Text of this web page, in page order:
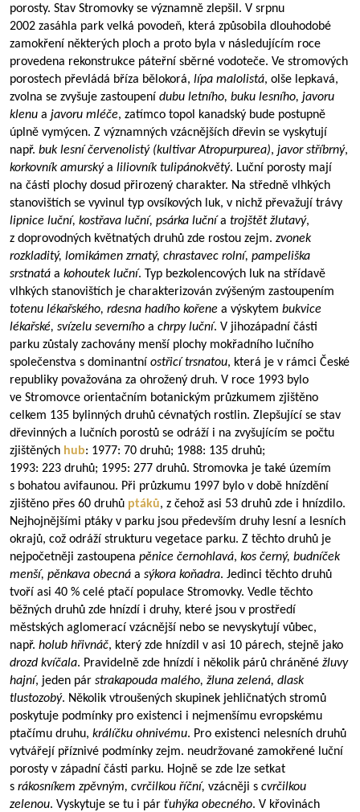
porosty. Stav Stromovky se významně zlepšil. V srpnu
2002 zasáhla park velká povodeň, která způsobila dlouhodobé
zamokření některých ploch a proto byla v následujícím roce
provedena rekonstrukce páteřní sběrné vodoteče. Ve stromových
porostech převládá bříza bělokorá, lípa malolistá, olše lepkavá,
zvolna se zvyšuje zastoupení dubu letního, buku lesního, javoru
klenu a javoru mléče, zatímco topol kanadský bude postupně
úplně vymýcen. Z významných vzácnějších dřevin se vyskytují
např. buk lesní červenolistý (kultivar Atropurpurea), javor stříbrný,
korkovník amurskýa liliovník tulipánokvětý. Luční porosty mají
na části plochy dosud přirozený charakter. Na středně vlhkých
stanovištích se vyvinul typ ovsíkových luk, v nichž převažují trávy
lipnice luční, kostřava luční, psárka lučnía trojštět žlutavý,
z doprovodných květnatých druhů zde rostou zejm. zvonek
rozkladitý, lomikámen zrnatý, chrastavec rolní, pampeliška
srstnatá a kohoutek luční. Typ bezkolencových luk na střídavě
vlhkých stanovištích je charakterizován zvýšeným zastoupením
totenu lékařského, rdesna hadího kořene a výskytem bukvice
lékařské, svízelu severního a chrpy luční. V jihozápadní části
parku zůstaly zachovány menší plochy mokřadního lučního
společenstva s dominantní ostřicí trsnatou, která je v rámci České
republiky považována za ohrožený druh. V roce 1993 bylo
ve Stromovce orientačním botanickým průzkumem zjištěno
celkem 135 bylinných druhů cévnatých rostlin. Zlepšující se stav
dřevinných a lučních porostů se odráží i na zvyšujícím se počtu
zjištěných hub: 1977: 70 druhů; 1988: 135 druhů;
1993: 223 druhů; 1995: 277 druhů. Stromovka je také územím
s bohatou avifaunou. Při průzkumu 1997 bylo v době hnízdění
zjištěno přes 60 druhů ptáků, z čehož asi 53 druhů zde i hnízdilo.
Nejhojnějšími ptáky v parku jsou především druhy lesní a lesních
okrajů, což odráží strukturu vegetace parku. Z těchto druhů je
nejpočetněji zastoupena pěnice černohlavá, kos černý, budníček
menší, pěnkava obecná a sýkora koňadra. Jedinci těchto druhů
tvoří asi 40 % celé ptačí populace Stromovky. Vedle těchto
běžných druhů zde hnízdí i druhy, které jsou v prostředí
městských aglomerací vzácnější nebo se nevyskytují vůbec,
např. holub hřivnáč, který zde hnízdil v asi 10 párech, stejně jako
drozd kvíčala. Pravidelně zde hnízdí i několik párů chráněné žluvy
hajní, jeden pár strakapouda malého, žluna zelená, dlask
tlustozobý. Několik vtroušených skupinek jehličnatých stromů
poskytuje podmínky pro existenci i nejmenšímu evropskému
ptačímu druhu, králíčku ohnivému. Pro existenci nelesních druhů
vytvářejí příznivé podmínky zejm. neudržované zamokřené luční
porosty v západní části parku. Hojně se zde lze setkat
s rákosníkem zpěvným, cvrčilkou říční, vzácněji s cvrčilkou
zelenou. Vyskytuje se tu i pár ťuhýka obecného. V křovinách